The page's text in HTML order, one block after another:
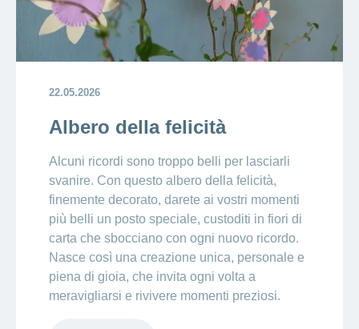
22.05.2026
Albero della felicità
Alcuni ricordi sono troppo belli per lasciarli
svanire. Con questo albero della felicità,
finemente decorato, darete ai vostri momenti
più belli un posto speciale, custoditi in fiori di
carta che sbocciano con ogni nuovo ricordo.
Nasce così una creazione unica, personale e
piena di gioia, che invita ogni volta a
meravigliarsi e rivivere momenti preziosi.